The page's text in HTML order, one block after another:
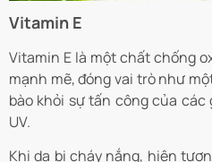
Vitamin E
Vitamin E là một chất chống
mạnh mẽ, đóng vai trò như
bào khỏi sự tấn công của
UV.
Khi da bị cháy nắng, hiện